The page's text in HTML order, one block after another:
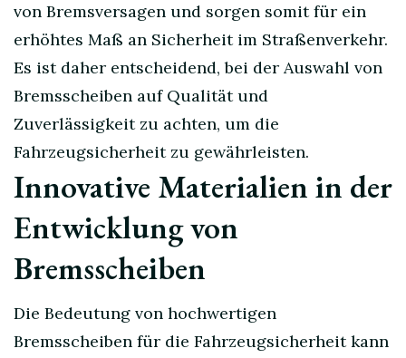
von Bremsversagen und sorgen somit für ein
erhöhtes Maß an Sicherheit im Straßenverkehr.
Es ist daher entscheidend, bei der Auswahl von
Bremsscheiben auf Qualität und
Zuverlässigkeit zu achten, um die
Fahrzeugsicherheit zu gewährleisten.
Innovative Materialien in der
Entwicklung von
Bremsscheiben
Die Bedeutung von hochwertigen
Bremsscheiben für die Fahrzeugsicherheit kann